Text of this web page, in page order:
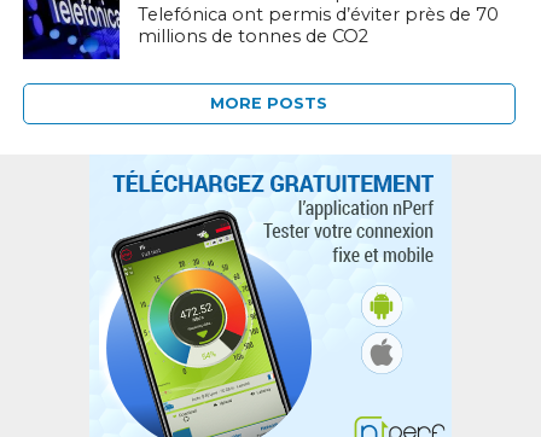
Telefónica ont permis d’éviter près de 70
millions de tonnes de CO2
MORE POSTS